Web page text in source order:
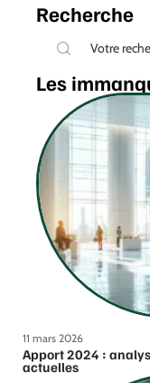
Recherche
Les
11 mars 2026
Apport 2024 :
actuelles